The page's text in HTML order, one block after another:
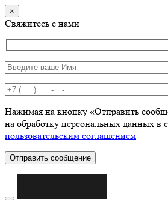
×
Свяжитесь с нами
Нажимая на кнопку «Отправить
на обработку персональных данных в
пользовательским соглашением
Отправить сообщение